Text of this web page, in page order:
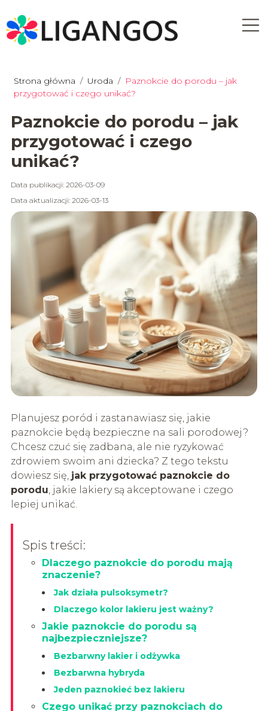
Strona główna / Uroda / Paznokcie do porodu – jak
przygotować i czego unikać?
Paznokcie do porodu – jak
przygotować i czego
unikać?
Data publikacji: 2026-03-09
Data aktualizacji: 2026-03-13
Planujesz poród i zastanawiasz się, jakie
paznokcie będą bezpieczne na sali porodowej?
Chcesz czuć się zadbana, ale nie ryzykować
zdrowiem swoim ani dziecka? Z tego tekstu
dowiesz się, jak przygotować paznokcie do
porodu, jakie lakiery są akceptowane i czego
lepiej unikać.
Spis treści:
Dlaczego paznokcie do porodu mają
znaczenie?
Jak działa pulsoksymetr?
Dlaczego kolor lakieru jest ważny?
Jakie paznokcie do porodu są
najbezpieczniejsze?
Bezbarwny lakier i odżywka
Bezbarwna hybryda
Jeden paznokieć bez lakieru
Czego unikać przy paznokciach do